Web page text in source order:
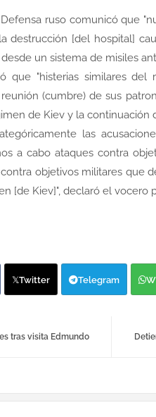
ruso comunicó que
destrucción [del hospital]
un sistema de misiles
que "histerias similares
(cumbre) de sus
de Kiev y la continuación
las
a cabo ataques contra
objetivos militares que
[de Kiev]", declaró el vocero
Twitter Telegram
tras visita Edmundo